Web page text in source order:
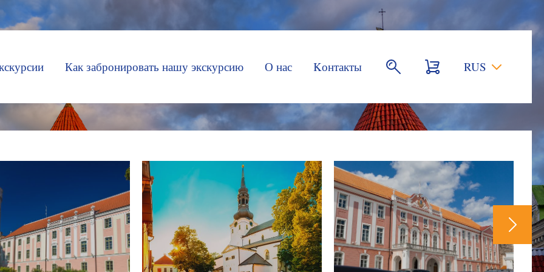
RUS
Как забронировать нашу экскурсию О нас Kонтакты